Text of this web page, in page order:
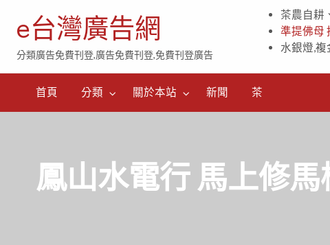
e台灣廣告網
分類廣告免費刊登,廣告免費刊登,免費刊登廣告
茶農自耕
準提佛母
水銀燈,
首頁 分類 關於本站 新聞 茶
鳳山水電行 馬上修